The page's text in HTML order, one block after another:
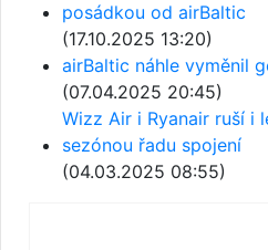
posádkou od airBaltic
(17.10.2025 13:20)
airBaltic náhle vyměnil
(07.04.2025 20:45)
Wizz Air i Ryanair ruší i
sezónou řadu spojení
(04.03.2025 08:55)